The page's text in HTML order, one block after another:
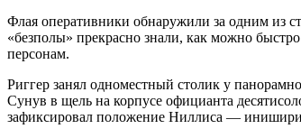
Флая оперативники обнаружили за одним из
«безполы» прекрасно знали, как можно
персонам.
Риггер занял одноместный столик у
Сунув в щель на корпусе официанта
зафиксировал положение Ниллиса — инишири